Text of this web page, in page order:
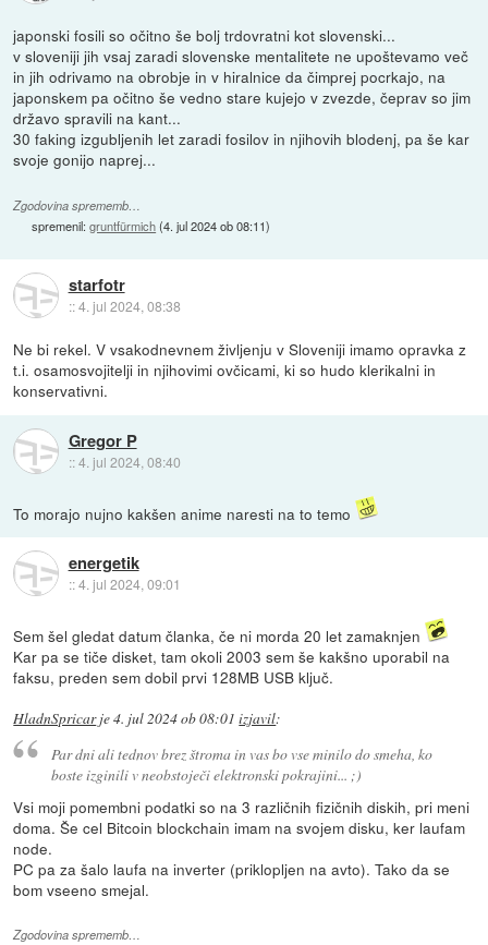
japonski fosili so očitno še bolj trdovratni kot slovenski...
v sloveniji jih vsaj zaradi slovenske mentalitete ne upoštevamo več
in jih odrivamo na obrobje in v hiralnice da čimprej pocrkajo, na
japonskem pa očitno še vedno stare kujejo v zvezde, čeprav so jim
državo spravili na kant...
30 faking izgubljenih let zaradi fosilov in njihovih blodenj, pa še kar
svoje gonijo naprej...
Zgodovina sprememb…
spremenil:gruntfürmich(4. jul 2024 ob 08:11)
starfotr
::4. jul 2024, 08:38
Ne bi rekel. V vsakodnevnem življenju v Sloveniji imamo opravka z
t.i. osamosvojitelji in njihovimi ovčicami, ki so hudo klerikalni in
konservativni.
Gregor P
::4. jul 2024, 08:40
To morajo nujno kakšen anime naresti na to temo
energetik
::4. jul 2024, 09:01
Sem šel gledat datum članka, če ni morda 20 let zamaknjen
Kar pa se tiče disket, tam okoli 2003 sem še kakšno uporabil na
faksu, preden sem dobil prvi 128MB USB ključ.
HladnSpricarje4. jul 2024 ob 08:01 izjavil:
Par dni ali tednov brez štroma in vas bo vse minilo do smeha, ko
boste izginili v neobstoječi elektronski pokrajini... ;)
Vsi moji pomembni podatki so na 3 različnih fizičnih diskih, pri meni
doma. Še cel Bitcoin blockchain imam na svojem disku, ker laufam
node.
PC pa za šalo laufa na inverter (priklopljen na avto). Tako da se
bom vseeno smejal.
Zgodovina sprememb…